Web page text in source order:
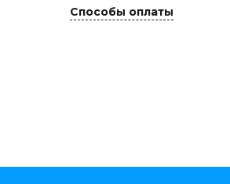
Способы оплаты